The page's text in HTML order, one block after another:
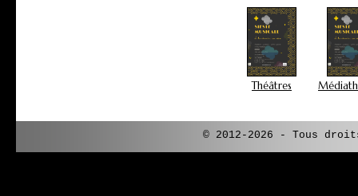
Théâtres
© 2012-2026 - Tous